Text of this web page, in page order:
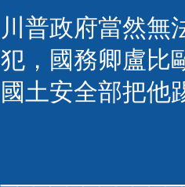
川普政府當然無
犯，國務卿盧比
國土安全部把他